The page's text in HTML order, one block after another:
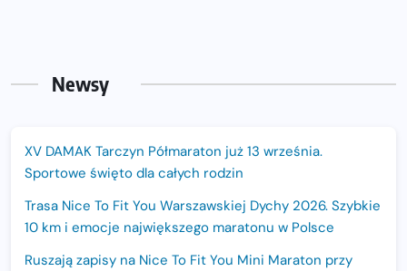
Newsy
XV DAMAK Tarczyn Półmaraton już 13 września.
Sportowe święto dla całych rodzin
Trasa Nice To Fit You Warszawskiej Dychy 2026. Szybkie
10 km i emocje największego maratonu w Polsce
Ruszają zapisy na Nice To Fit You Mini Maraton przy